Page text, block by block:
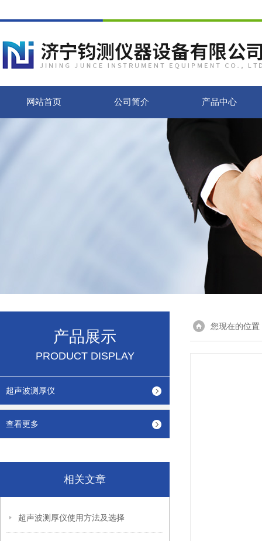
网站首页 公司简介 产品中心
产品展示
PRODUCT DISPLAY
超声波测厚仪
查看更多
相关文章
超声波测厚仪使用方法及选择
您现在的位置